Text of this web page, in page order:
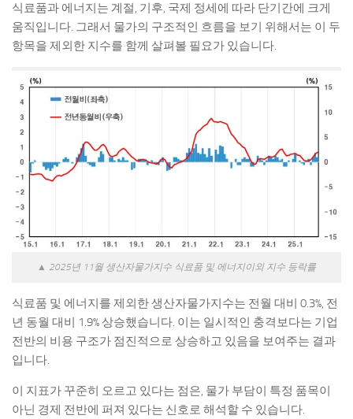
식료품과 에너지는 계절, 기후, 국제 정세에 따라 단기간에 크게
움직입니다. 그래서 물가의 구조적인 흐름을 보기 위해서는 이 두
항목을 제외한 지수를 함께 살펴볼 필요가 있습니다.
▲ 2025년 11월 생산자물가지수 식료품 및 에너지이외 지수 등락률
식료품 및 에너지를 제외한 생산자물가지수는 전월 대비 0.3%, 전
년 동월 대비 1.9% 상승했습니다. 이는 일시적인 충격보다는 기업
전반의 비용 구조가 점진적으로 상승하고 있음을 보여주는 결과
입니다.
이 지표가 꾸준히 오르고 있다는 점은, 물가 부담이 특정 품목이
아닌 경제 전반에 퍼져 있다는 신호로 해석할 수 있습니다.